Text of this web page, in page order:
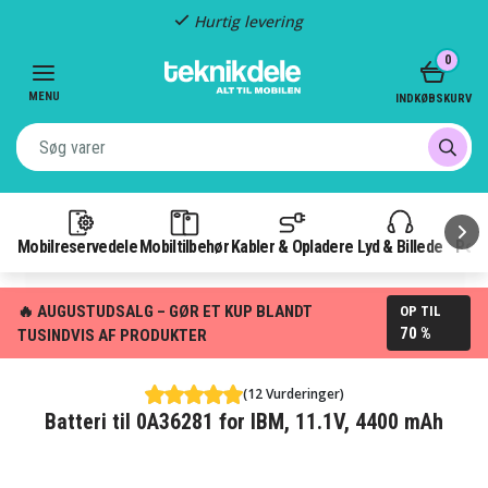
Hurtig levering
MENU
Mobilreservedele Mobiltilbehør Kabler & Opladere Lyd & Billede
0
INDKØBSKURV
🔥 AUGUSTUDSALG – GØR ET KUP BLANDT
TUSINDVIS AF PRODUKTER
OP TIL
70 %
(12 Vurderinger)
Batteri til 0A36281 for IBM, 11.1V, 4400 mAh